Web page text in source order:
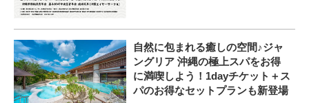
自然に包まれる癒しの空間♪ジャ
ングリア 沖縄の極上スパをお得
に満喫しよう！1dayチケット＋ス
パのお得なセットプランも新登場